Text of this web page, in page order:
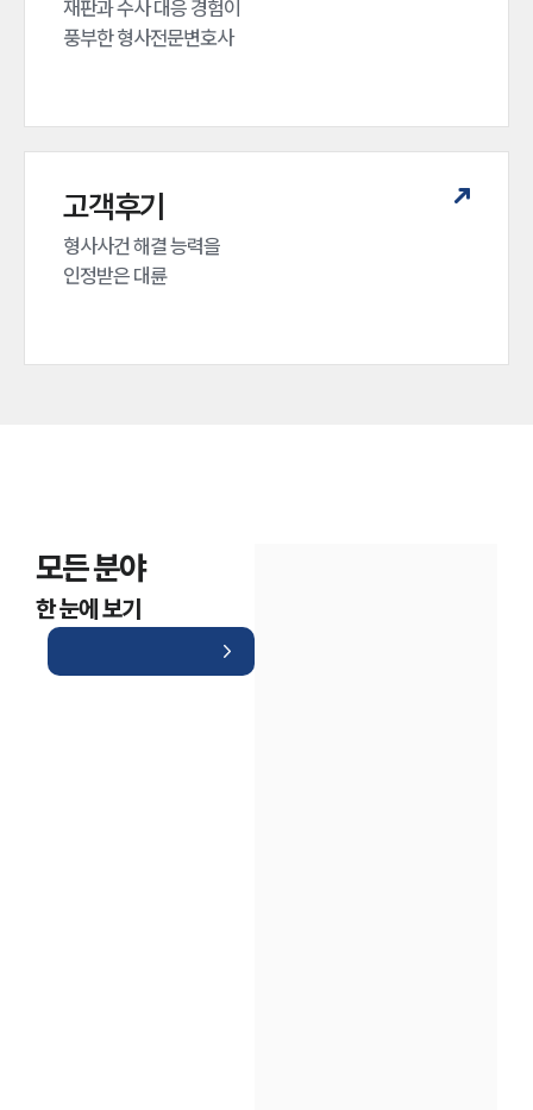
재판과 수사 대응 경험이
풍부한 형사전문변호사
고객후기
형사사건 해결 능력을
인정받은 대륜
모든 분야
한 눈에 보기